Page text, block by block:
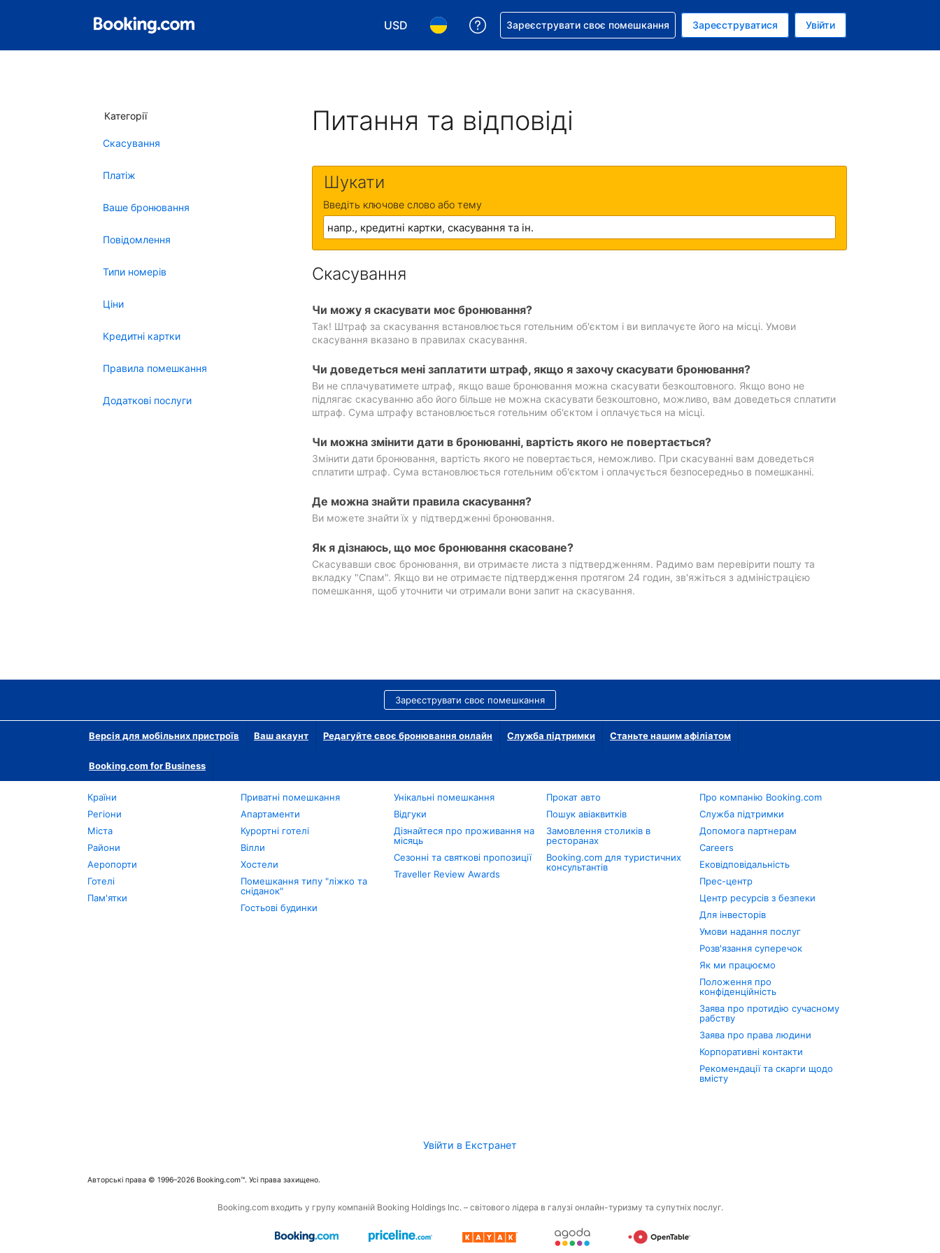
USD
Виберіть валюту. Ваша поточна валюта: Долар США
Виберіть мову. Ваша поточна мова: Українською
Отримайте допомогу з бронюванням
Зареєструвати своє помешкання Зареєструватися Увійти
Категорії
Скасування
Платіж
Ваше бронювання
Повідомлення
Типи номерів
Ціни
Кредитні картки
Правила помешкання
Додаткові послуги
Питання та відповіді
Шукати
Введіть ключове слово або тему
Скасування
Чи можу я скасувати моє бронювання?
Так! Штраф за скасування встановлюється готельним об'єктом і ви виплачуєте його на місці. Умови
скасування вказано в правилах скасування.
Чи доведеться мені заплатити штраф, якщо я захочу скасувати бронювання?
Ви не сплачуватимете штраф, якщо ваше бронювання можна скасувати безкоштовного. Якщо воно не
підлягає скасуванню або його більше не можна скасувати безкоштовно, можливо, вам доведеться сплатити
штраф. Сума штрафу встановлюється готельним об'єктом і оплачується на місці.
Чи можна змінити дати в бронюванні, вартість якого не повертається?
Змінити дати бронювання, вартість якого не повертається, неможливо. При скасуванні вам доведеться
сплатити штраф. Сума встановлюється готельним об'єктом і оплачується безпосередньо в помешканні.
Де можна знайти правила скасування?
Ви можете знайти їх у підтвердженні бронювання.
Як я дізнаюсь, що моє бронювання скасоване?
Скасувавши своє бронювання, ви отримаєте листа з підтвердженням. Радимо вам перевірити пошту та
вкладку "Спам". Якщо ви не отримаєте підтвердження протягом 24 годин, зв'яжіться з адміністрацією
помешкання, щоб уточнити чи отримали вони запит на скасування.
Зареєструвати своє помешкання
Версія для мобільних пристроїв Ваш акаунт Редагуйте своє бронювання онлайн Служба підтримки Станьте нашим афіліатом
Booking.com for Business
Країни
Регіони
Міста
Райони
Аеропорти
Готелі
Пам'ятки
Приватні помешкання
Апартаменти
Курортні готелі
Вілли
Хостели
Помешкання типу "ліжко та
сніданок"
Гостьові будинки
Унікальні помешкання
Відгуки
Дізнайтеся про проживання на
місяць
Сезонні та святкові пропозиції
Traveller Review Awards
Прокат авто
Пошук авіаквитків
Замовлення столиків в
ресторанах
Booking.com для туристичних
консультантів
Про компанію Booking.com
Служба підтримки
Допомога партнерам
Careers
Ековідповідальність
Прес-центр
Центр ресурсів з безпеки
Для інвесторів
Умови надання послуг
Розв'язання суперечок
Як ми працюємо
Положення про
конфіденційність
Заява про протидію сучасному
рабству
Заява про права людини
Корпоративні контакти
Рекомендації та скарги щодо
вмісту
Увійти в Екстранет
Авторські права © 1996–2026 Booking.com™. Усі права захищено.
Booking.com входить у групу компаній Booking Holdings Inc. – світового лідера в галузі онлайн-туризму та супутніх послуг.